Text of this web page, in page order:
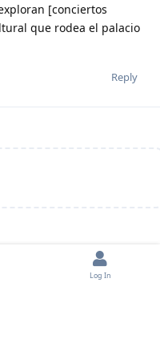
[conciertos
que rodea el palacio
Reply
Log In